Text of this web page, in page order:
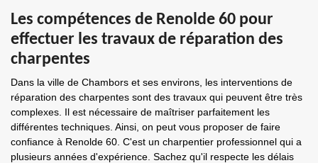
Les compétences de Renolde 60 pour
effectuer les travaux de réparation des
charpentes
Dans la ville de Chambors et ses environs, les interventions de
réparation des charpentes sont des travaux qui peuvent être très
complexes. Il est nécessaire de maîtriser parfaitement les
différentes techniques. Ainsi, on peut vous proposer de faire
confiance à Renolde 60. C'est un charpentier professionnel qui a
plusieurs années d'expérience. Sachez qu'il respecte les délais